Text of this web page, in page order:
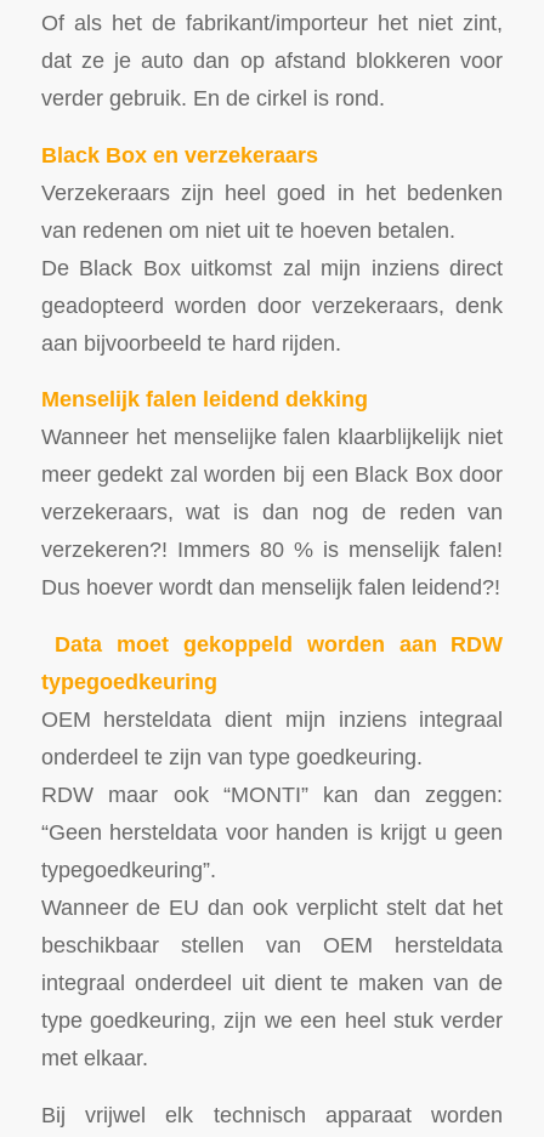
Of als het de fabrikant/importeur het niet zint,
dat ze je auto dan op afstand blokkeren voor
verder gebruik. En de cirkel is rond.
Black Box en verzekeraars
Verzekeraars zijn heel goed in het bedenken
van redenen om niet uit te hoeven betalen.
De Black Box uitkomst zal mijn inziens direct
geadopteerd worden door verzekeraars, denk
aan bijvoorbeeld te hard rijden.
Menselijk falen leidend dekking
Wanneer het menselijke falen klaarblijkelijk niet
meer gedekt zal worden bij een Black Box door
verzekeraars, wat is dan nog de reden van
verzekeren?! Immers 80 % is menselijk falen!
Dus hoever wordt dan menselijk falen leidend?!
Data moet gekoppeld worden aan RDW
typegoedkeuring
OEM hersteldata dient mijn inziens integraal
onderdeel te zijn van type goedkeuring.
RDW maar ook “MONTI” kan dan zeggen:
“Geen hersteldata voor handen is krijgt u geen
typegoedkeuring”.
Wanneer de EU dan ook verplicht stelt dat het
beschikbaar stellen van OEM hersteldata
integraal onderdeel uit dient te maken van de
type goedkeuring, zijn we een heel stuk verder
met elkaar.
Bij vrijwel elk technisch apparaat worden